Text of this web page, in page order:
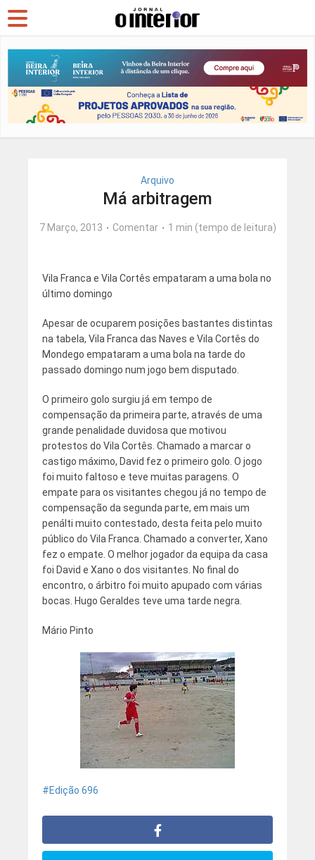
Arquivo
Má arbitragem
7 Março, 2013 Comentar 1 min (tempo de leitura)
Vila Franca e Vila Cortês empataram a uma bola no
último domingo
Apesar de ocuparem posições bastantes distintas
na tabela, Vila Franca das Naves e Vila Cortês do
Mondego empataram a uma bola na tarde do
passado domingo num jogo bem disputado.
O primeiro golo surgiu já em tempo de
compensação da primeira parte, através de uma
grande penalidade duvidosa que motivou
protestos do Vila Cortês. Chamado a marcar o
castigo máximo, David fez o primeiro golo. O jogo
foi muito faltoso e teve muitas paragens. O
empate para os visitantes chegou já no tempo de
compensação da segunda parte, em mais um
penálti muito contestado, desta feita pelo muito
público do Vila Franca. Chamado a converter, Xano
fez o empate. O melhor jogador da equipa da casa
foi David e Xano o dos visitantes. No final do
encontro, o árbitro foi muito apupado com várias
bocas. Hugo Geraldes teve uma tarde negra.
Mário Pinto
Edição 696